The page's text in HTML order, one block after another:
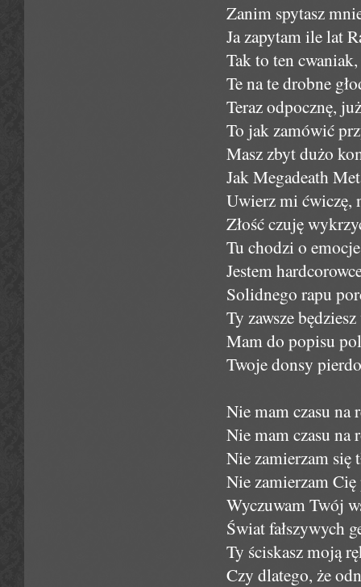
Zanim spytasz
Ja zapytam ile lat
Tak to ten
Te na te drobne
Teraz odpocznę,
To jak zamówić
Masz zbyt dużo
Jak Megadeath
Uwierz mi ćwiczę,
Złość czuję
Tu chodzi o
Jestem
Solidnego rapu
Ty zawsze
Mam do popisu
Twoje donsy
Nie mam czasu na
Nie mam czasu
Nie zamierzam się
Nie zamierzam
Wyczuwam Twój
Świat fałszywych
Ty ściskasz moją
Czy dlatego, że